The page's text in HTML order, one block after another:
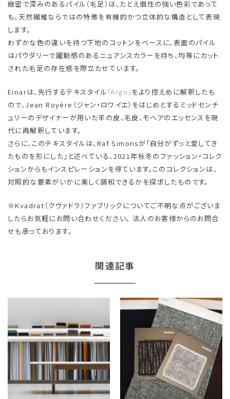
緻密で深みのあるパイル（毛足）は、たとえ個性の強い色彩であって
も、天然繊維ならではの特徴を有機的かつ立体的な構造として表現
します。
わずかな色の違いを持つ下地のコットンをベースに、表面のパイル
はパウダリーで躍動感のあるニュアンスカラーを持ち、均等にカット
された毛足の存在感を際立たせています。
Einarは、先行するテキスタイル 「Argo」をより控えめに解釈したも
ので、Jean Royère（ジャン・ロワイエ）をはじめとするミッドセンチ
ュリーのデザイナーが用いた羊の皮、毛皮、モヘアのエッセンスを現
代に再解釈しています。
さらに、このテキスタイルは、Raf Simonsが「自分がずっと愛してき
たものを形にした」と述べている、2021年秋冬のファッション・コレク
ションからもインスピレーションを得ています。このコレクションは、
対照的な要素がいかに美しく調和できるかを探求したものです。
※Kvadrat（クヴァドラ）ファブリックについてご不明な点がございま
したらお気軽にお問い合わせください。 法人のお客様からのお問合
せも承っております。
関連記事